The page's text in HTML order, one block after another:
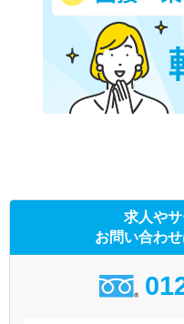
求人や
お問い合わ